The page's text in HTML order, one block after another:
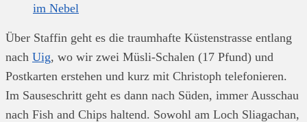
im Nebel
Über Staffin geht es die traumhafte Küstenstrasse entlang
nach Uig, wo wir zwei Müsli-Schalen (17 Pfund) und
Postkarten erstehen und kurz mit Christoph telefonieren.
Im Sauseschritt geht es dann nach Süden, immer Ausschau
nach Fish and Chips haltend. Sowohl am Loch Sliagachan,